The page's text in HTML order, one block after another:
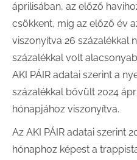
áprilisában, az előző
csökkent, míg az előző év
viszonyítva 26 százalékkal
százalékkal volt
AKI PÁIR adatai szerint a
százalékkal bővült 2024
hónapjához viszonyítva.
Az AKI PÁIR adatai szerint
hónaphoz képest a